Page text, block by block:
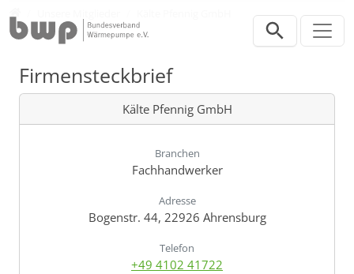
Firmensteckbrief
Kälte Pfennig GmbH
Branchen
Fachhandwerker
Adresse
Bogenstr. 44, 22926 Ahrensburg
Telefon
+49 4102 41722